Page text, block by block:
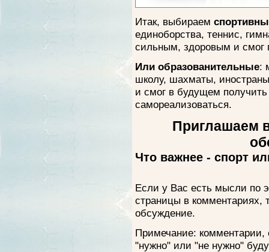
Итак, выбираем
единоборства, теннис,
сильным, здоровым и смог
Или образованительные:
школу, шахматы,
и смог в будущем
самореализоваться.
Приглашаем
Что важнее - спорт
Если у Вас есть мысли по
страницы в комментариях,
обсуждение.
Примечание: комментарии,
"нужно" или "не нужно"